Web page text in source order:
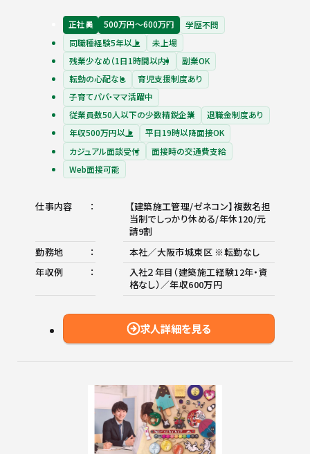
正社員 500万円〜600万円
学歴不問
同職種経験5年以上
未上場
残業少なめ（1日1時間以内）
副業OK
転勤の心配なし
育児支援制度あり
子育てパパ・ママ活躍中
従業員数50人以下の少数精鋭企業
退職金制度あり
年収500万円以上
平日19時以降面接OK
カジュアル面談受付
面接時の交通費支給
Web面接可能
仕事内容
【建築施工管理/ゼネコン】複数名担
当制でしっかり休める/年休120/元
請9割
勤務地
本社／大阪市城東区 ※転勤なし
年収例
入社２年目（建築施工経験12年・資
格なし）／年収600万円
求人詳細を見る